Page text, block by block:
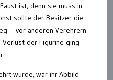
ist, denn sie muss in
sollte der Besitzer die
– vor anderen Verehrern
der Figurine ging
wurde, war ihr Abbild